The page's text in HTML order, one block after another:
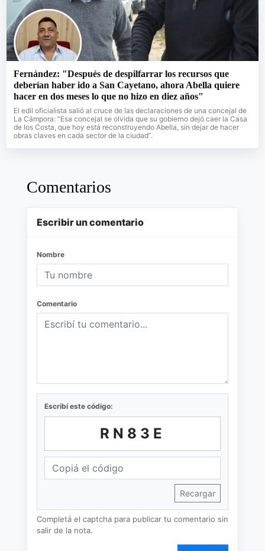
Fernández: "Después de despilfarrar los recursos que
deberían haber ido a San Cayetano, ahora Abella quiere
hacer en dos meses lo que no hizo en diez años"
El edil oficialista salió al cruce de las declaraciones de una concejal de
La Cámpora: “Esa concejal se olvida que su gobierno dejó caer la Casa
de los Costa, que hoy está reconstruyendo Abella, sin dejar de hacer
obras claves en cada sector de la ciudad”.
Comentarios
Escribir un comentario
Nombre
Comentario
Escribí este código:
RN83E
Recargar
Completá el captcha para publicar tu comentario sin
salir de la nota.